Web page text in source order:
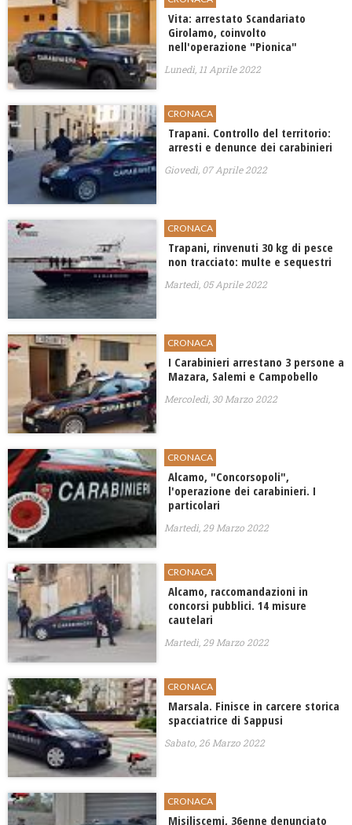
Vita: arrestato Scandariato
Girolamo, coinvolto
nell'operazione "Pionica"
Lunedì, 11 Aprile 2022
CRONACA
Trapani. Controllo del territorio:
arresti e denunce dei carabinieri
Giovedì, 07 Aprile 2022
CRONACA
Trapani, rinvenuti 30 kg di pesce
non tracciato: multe e sequestri
Martedì, 05 Aprile 2022
CRONACA
I Carabinieri arrestano 3 persone a
Mazara, Salemi e Campobello
Mercoledì, 30 Marzo 2022
CRONACA
Alcamo, "Concorsopoli",
l'operazione dei carabinieri. I
particolari
Martedì, 29 Marzo 2022
CRONACA
Alcamo, raccomandazioni in
concorsi pubblici. 14 misure
cautelari
Martedì, 29 Marzo 2022
CRONACA
Marsala. Finisce in carcere storica
spacciatrice di Sappusi
Sabato, 26 Marzo 2022
CRONACA
Misiliscemi, 36enne denunciato